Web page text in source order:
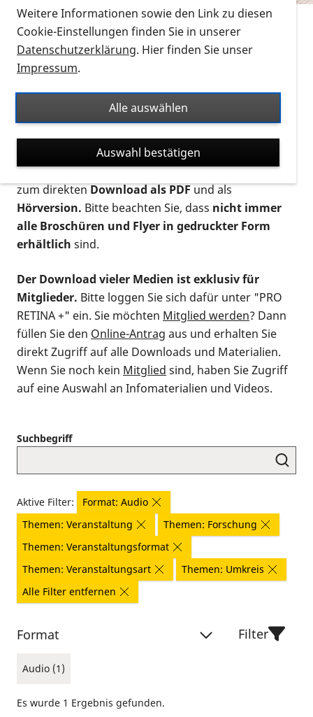
Thema Infomaterial auf der PRO RETINA-Website
für blinde und sehbehinderte Menschen an.
Auf dieser Seite finden Sie sämtliches Infomaterial
Ort. Nutzen Sie den Formatfilter, um ausschließlich
nach Flyern und Broschüren, Audios oder Videos zu
suchen. Die meisten Flyer und Broschüren werden in
verschiedenen Formaten angeboten: zur
postalischen Bestellung als gedruckte Variante
zum direktenDownload als PDFund als
Hörversion. Bitte beachten Sie, dass nicht immer
alle Broschüren und Flyer in gedruckter Form
erhältlich sind.
Der Download vieler Medien ist exklusiv für
Mitglieder. Bitte loggen Sie sich dafür unter "PRO
RETINA +" ein. Sie möchten Mitglied werden? Dann
füllen Sie den Online-Antrag aus und erhalten Sie
direkt Zugriff auf alle Downloads und Materialien.
Wenn Sie noch kein Mitglied sind, haben Sie Zugriff
auf eine Auswahl an Infomaterialien und Videos.
Suchbegriff
Aktive Filter:
Format: Audio
Themen: Veranstaltung
Themen: Forschung
Themen: Veranstaltungsformat
Themen: Veranstaltungsart
Themen: Umkreis
Alle Filter entfernen
Format
Audio (1)
Filter
Es wurde 1 Ergebnis gefunden.
Weitere Informationen sowie den Link zu diesen
Cookie-Einstellungen finden Sie in unserer
Datenschutzerklärung. Hier finden Sie unser
Impressum.
Alle auswählen
Auswahl bestätigen